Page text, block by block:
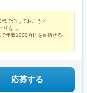
、津駅、南四日市駅、島
治見駅、上呂駅、南草津
潟県)、高崎駅、境町駅、
校前駅、湯本駅、郡山駅
栄橋駅、壺川駅、安里
駅、銀座一丁目駅、新板
虎ノ門ヒルズ駅、新静岡
、高畑、大曽根、本陣、
阪＞守口、豊中、高槻、
、西宮、六甲道＜福岡＞
米、春日原★平均年収
！
上大岡駅、大宮駅(埼玉
公園駅、浦安駅(千葉
太田駅(群馬県)、韮川駅、
安通駅、本陣駅、金山駅
瑞橋駅、尾張一宮駅、梅
宮駅、新在家駅、天神
、西新駅、春日原駅、西鉄
駅、幡ケ谷駅、豊島園駅
代で消しておこう／
切なし
年収1000万円を目指せる
応募する